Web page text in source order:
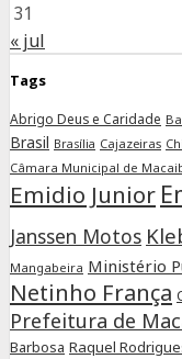
31
« jul
Tags
Abrigo Deus e Caridade
Brasil Brasília Cajazeiras
Câmara Municipal de
Emidio Junior
Janssen Motos
Mangabeira Ministério
Netinho França
Prefeitura de
Barbosa Raquel